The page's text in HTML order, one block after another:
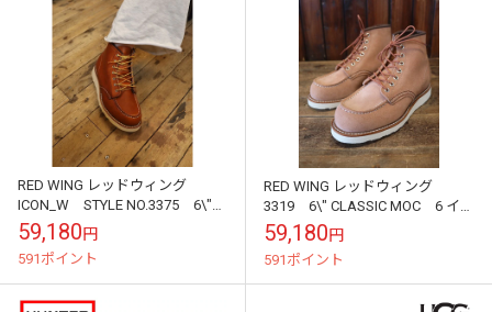
RED WING レッドウィング
ICON_W STYLE NO.3375 6\"
CLASSIC MOC 6インチ クラシッ
クモ...
59,180円
591ポイント
RED WING レッドウィング
3319 6\" CLASSIC MOC 6 イン
チ クラシックモック WOMEN
59,180円
591ポイント